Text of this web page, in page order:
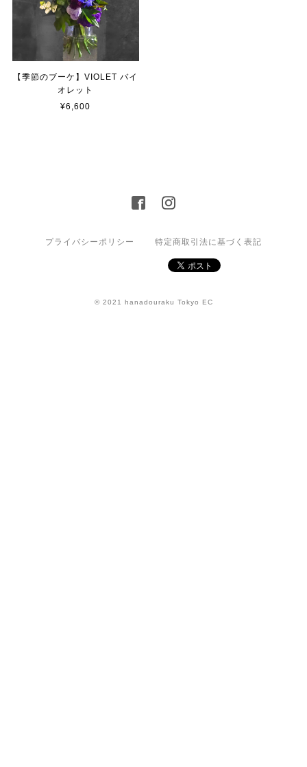
【季節のブーケ】VIOLET バイ
オレット
¥6,600
プライバシーポリシー 特定商取引法に基づく表記
© 2021 hanadouraku Tokyo EC